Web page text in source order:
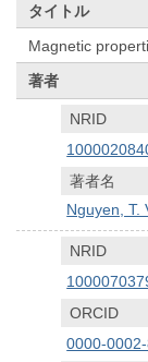
タイトル
Magnetic
著者
NRID
著者名
Nguyen, T.
NRID
ORCID
0000-